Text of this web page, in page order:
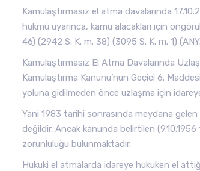
Kamulaştırmasız el atma davalarında
hükmü uyarınca, kamu alacakları için
46) (2942 S. K. m. 38) (3095 S. K. m. 1)
Kamulaştırmasız El Atma Davalarında
Kamulaştırma Kanunu’nun Geçici 6.
yoluna gidilmeden önce uzlaşma için
Yani 1983 tarihi sonrasında meydana
değildir. Ancak kanunda belirtilen
zorunluluğu bulunmaktadır.
Hukuki el atmalarda idareye hukuken el